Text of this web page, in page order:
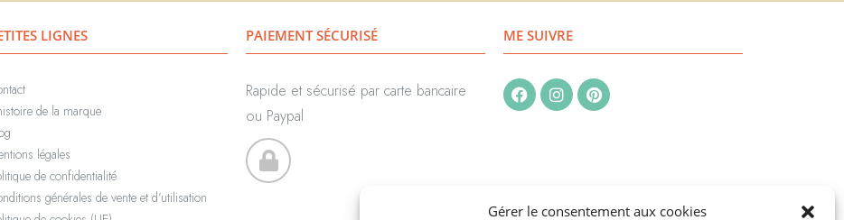
Gérer le consentement aux cookies
LIGNES
de la marque
légales
de confidentialité
générales de vente et d’utilisation
PAIEMENT SÉCURISÉ
Rapide et sécurisé par carte bancaire
ou Paypal
ME SUIVRE